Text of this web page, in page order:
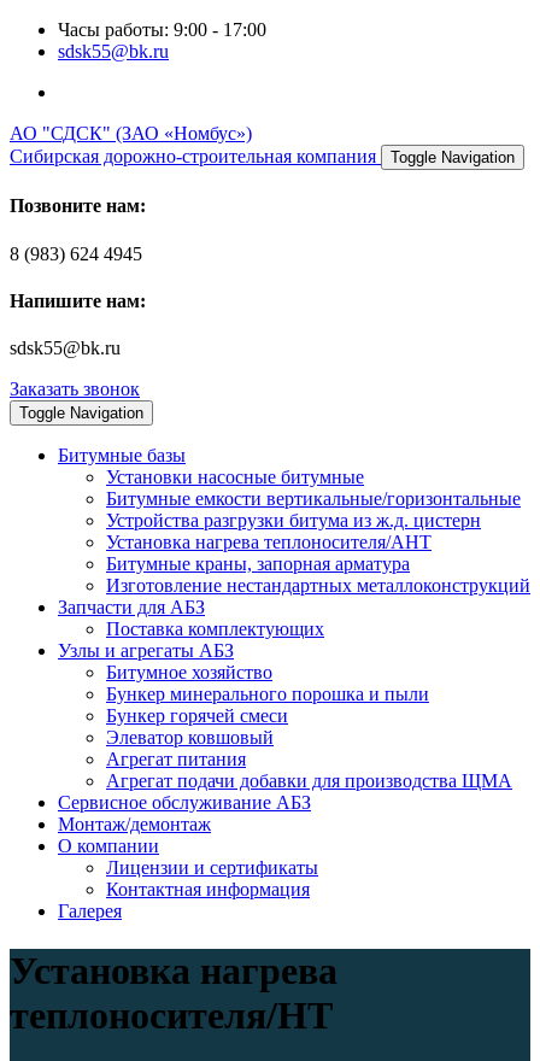
Часы работы: 9:00 - 17:00
sdsk55@bk.ru
АО "СДСК" (ЗАО «Номбус»)
Сибирская дорожно-строительная компания
Toggle Navigation
Позвоните нам:
8 (983) 624 4945
Напишите нам:
sdsk55@bk.ru
Заказать звонок
Toggle Navigation
Битумные базы
Установки насосные битумные
Битумные емкости вертикальные/горизонтальные
Устройства разгрузки битума из ж.д. цистерн
Установка нагрева теплоносителя/АНТ
Битумные краны, запорная арматура
Изготовление нестандартных металлоконструкций
Запчасти для АБЗ
Поставка комплектующих
Узлы и агрегаты АБЗ
Битумное хозяйство
Бункер минерального порошка и пыли
Бункер горячей смеси
Элеватор ковшовый
Агрегат питания
Агрегат подачи добавки для производства ЩМА
Сервисное обслуживание АБЗ
Монтаж/демонтаж
О компании
Лицензии и сертификаты
Контактная информация
Галерея
Установка нагрева
теплоносителя/НТ